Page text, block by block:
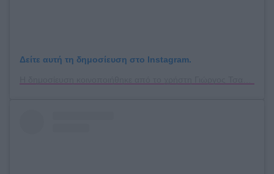
Δείτε αυτή τη δημοσίευση στο Instagram.